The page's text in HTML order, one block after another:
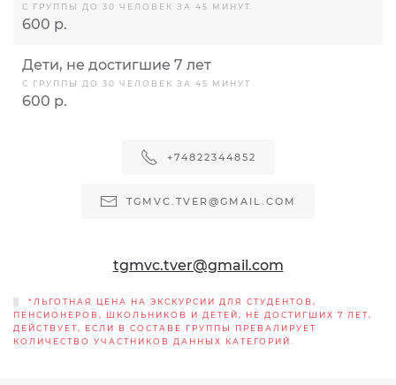
С ГРУППЫ ДО 30 ЧЕЛОВЕК ЗА 45 МИНУТ
600 р.
Дети, не достигшие 7 лет
С ГРУППЫ ДО 30 ЧЕЛОВЕК ЗА 45 МИНУТ
600 р.
+74822344852
TGMVC.TVER@GMAIL.COM
tgmvc.tver@gmail.com
*ЛЬГОТНАЯ ЦЕНА НА ЭКСКУРСИИ ДЛЯ СТУДЕНТОВ,
ПЕНСИОНЕРОВ, ШКОЛЬНИКОВ И ДЕТЕЙ, НЕ ДОСТИГШИХ 7 ЛЕТ,
ДЕЙСТВУЕТ, ЕСЛИ В СОСТАВЕ ГРУППЫ ПРЕВАЛИРУЕТ
КОЛИЧЕСТВО УЧАСТНИКОВ ДАННЫХ КАТЕГОРИЙ.